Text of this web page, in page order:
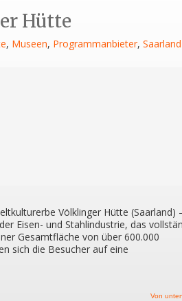
Hütte
, Museen, Programmanbieter, Saarland
Völklinger Hütte (Saarland)
Eisen- und Stahlindustrie, das
Gesamtfläche von über 600.000
sich die Besucher auf eine
Von